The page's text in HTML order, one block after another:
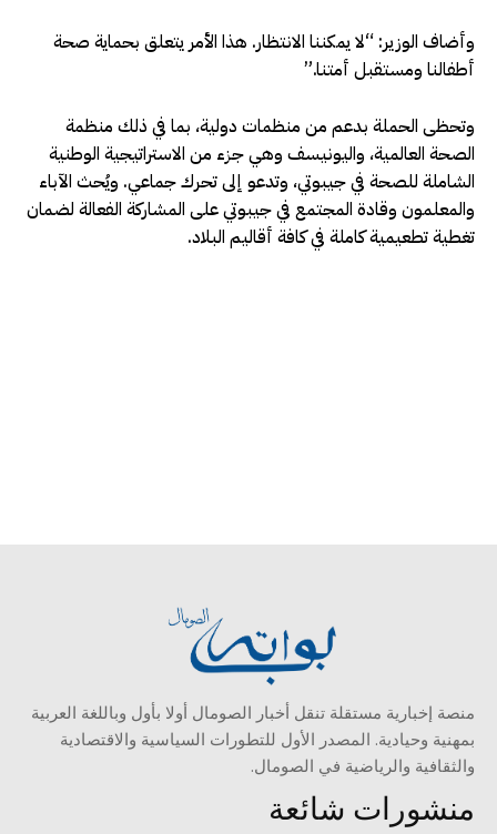
وأضاف الوزير: “لا يمكننا الانتظار. هذا الأمر يتعلق بحماية صحة
أطفالنا ومستقبل أمتنا.”
وتحظى الحملة بدعم من منظمات دولية، بما في ذلك منظمة
الصحة العالمية، واليونيسف وهي جزء من الاستراتيجية الوطنية
الشاملة للصحة في جيبوتي، وتدعو إلى تحرك جماعي. ويُحث الآباء
والمعلمون وقادة المجتمع في جيبوتي على المشاركة الفعالة لضمان
تغطية تطعيمية كاملة في كافة أقاليم البلاد.
منصة إخبارية مستقلة تنقل أخبار الصومال أولا بأول وباللغة العربية
بمهنية وحيادية. المصدر الأول للتطورات السياسية والاقتصادية
والثقافية والرياضية في الصومال.
منشورات شائعة